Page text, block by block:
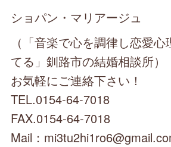
ショパン・マリアージュ
（「音楽で心を調律し恋愛
てる」釧路市の結婚相談所）
お気軽にご連絡下さい！
TEL.0154-64-7018
FAX.0154-64-7018
Mail：